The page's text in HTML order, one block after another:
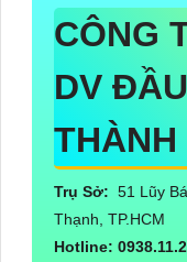
CÔNG
DV
THÀNH
Trụ Sở: 51 Lũy
Thạnh, TP.HCM
Hotline: